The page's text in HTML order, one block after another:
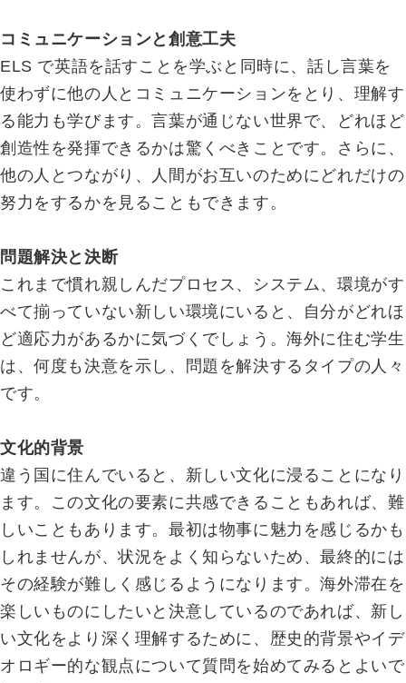
コミュニケーションと創意工夫
ELS で英語を話すことを学ぶと同時に、話し言葉を
使わずに他の人とコミュニケーションをとり、理解す
る能力も学びます。言葉が通じない世界で、どれほど
創造性を発揮できるかは驚くべきことです。さらに、
他の人とつながり、人間がお互いのためにどれだけの
努力をするかを見ることもできます。
問題解決と決断
これまで慣れ親しんだプロセス、システム、環境がす
べて揃っていない新しい環境にいると、自分がどれほ
ど適応力があるかに気づくでしょう。海外に住む学生
は、何度も決意を示し、問題を解決するタイプの人々
です。
文化的背景
違う国に住んでいると、新しい文化に浸ることになり
ます。この文化の要素に共感できることもあれば、難
しいこともあります。最初は物事に魅力を感じるかも
しれませんが、状況をよく知らないため、最終的には
その経験が難しく感じるようになります。海外滞在を
楽しいものにしたいと決意しているのであれば、新し
い文化をより深く理解するために、歴史的背景やイデ
オロギー的な観点について質問を始めてみるとよいで